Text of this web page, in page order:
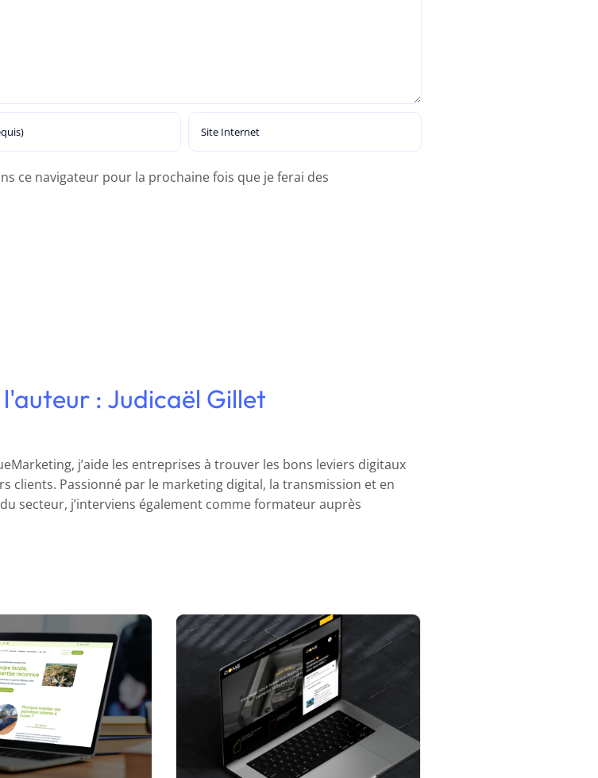
ce navigateur pour la prochaine fois que je ferai des
: Judicaël Gillet
j’aide les entreprises à trouver les bons leviers digitaux
clients. Passionné par le marketing digital, la transmission et en
secteur, j’interviens également comme formateur auprès